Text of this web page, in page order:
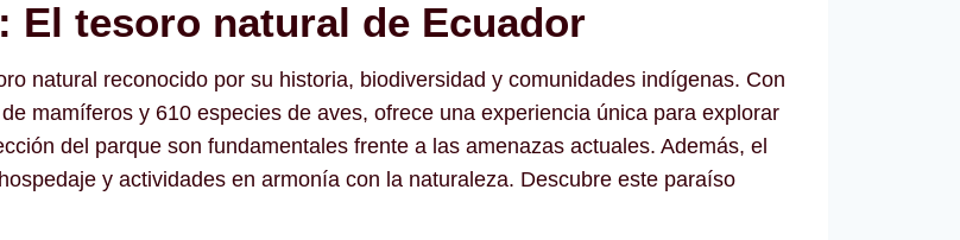
El tesoro natural de Ecuador
natural reconocido por su historia, biodiversidad y comunidades indígenas. Con
mamíferos y 610 especies de aves, ofrece una experiencia única para explorar
del parque son fundamentales frente a las amenazas actuales. Además, el
y actividades en armonía con la naturaleza. Descubre este paraíso